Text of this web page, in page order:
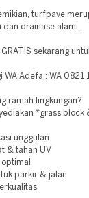
turfpave
dan drainase alami.
GRATIS sekarang
WA Adefa : WA
ramah lingkungan?
*grass block
unggulan:
& tahan UV
parkir & jalan